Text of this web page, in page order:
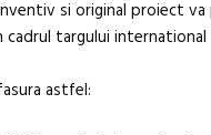
si original proiect
cadrul targului
astfel: